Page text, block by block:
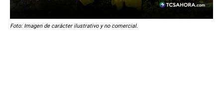
Foto: Imagen de carácter ilustrativo y no comercial.